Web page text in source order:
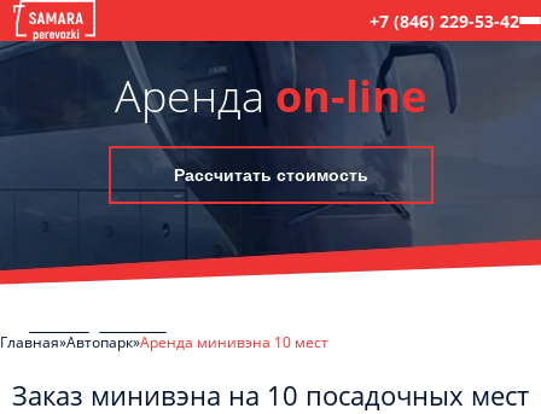
+7 (846) 229-53-42
Аренда on-line
Рассчитать стоимость
Главная Автопарк Аренда минивэна 10 мест
Заказ минивэна на 10 посадочных мест